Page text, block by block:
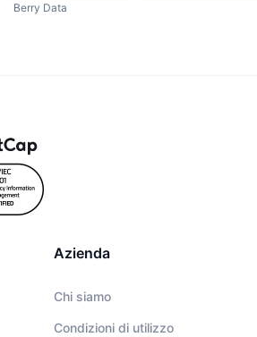
Berry Data
Azienda
Chi siamo
Condizioni di utilizzo